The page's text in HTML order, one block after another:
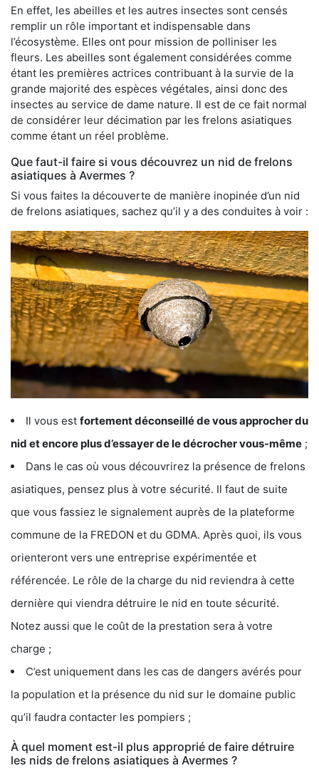
En effet, les abeilles et les autres insectes sont censés
remplir un rôle important et indispensable dans
l’écosystème. Elles ont pour mission de polliniser les
fleurs. Les abeilles sont également considérées comme
étant les premières actrices contribuant à la survie de la
grande majorité des espèces végétales, ainsi donc des
insectes au service de dame nature. Il est de ce fait normal
de considérer leur décimation par les frelons asiatiques
comme étant un réel problème.
Que faut-il faire si vous découvrez un nid de frelons
asiatiques à Avermes ?
Si vous faites la découverte de manière inopinée d’un nid
de frelons asiatiques, sachez qu’il y a des conduites à voir :
Il vous est fortement déconseillé de vous approcher du
nid et encore plus d’essayer de le décrocher vous-même ;
Dans le cas où vous découvrirez la présence de frelons
asiatiques, pensez plus à votre sécurité. Il faut de suite
que vous fassiez le signalement auprès de la plateforme
commune de la FREDON et du GDMA. Après quoi, ils vous
orienteront vers une entreprise expérimentée et
référencée. Le rôle de la charge du nid reviendra à cette
dernière qui viendra détruire le nid en toute sécurité.
Notez aussi que le coût de la prestation sera à votre
charge ;
C’est uniquement dans les cas de dangers avérés pour
la population et la présence du nid sur le domaine public
qu’il faudra contacter les pompiers ;
À quel moment est-il plus approprié de faire détruire
les nids de frelons asiatiques à Avermes ?